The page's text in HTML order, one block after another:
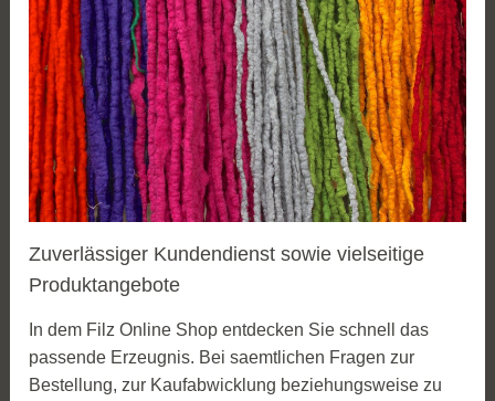
Zuverlässiger Kundendienst sowie vielseitige
Produktangebote
In dem Filz Online Shop entdecken Sie schnell das
passende Erzeugnis. Bei saemtlichen Fragen zur
Bestellung, zur Kaufabwicklung beziehungsweise zu